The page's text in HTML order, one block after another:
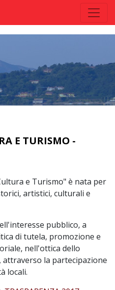
E TURISMO -
e Turismo" è nata per
artistici, culturali e
pubblico, a
di tutela, promozione e
nell'ottica dello
la partecipazione
locali.